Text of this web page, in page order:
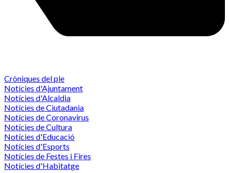
Cròniques del ple
Notícies d'Ajuntament
Notícies d'Alcaldia
Notícies de Ciutadania
Notícies de Coronavirus
Notícies de Cultura
Notícies d'Educació
Notícies d'Esports
Notícies de Festes i Fires
Notícies d'Habitatge